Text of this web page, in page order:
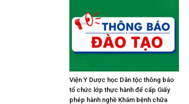
Viện Y Dược học Dân tộc thông báo
tổ chức lớp thực hành để cấp Giấy
phép hành nghề Khám bệnh chữa